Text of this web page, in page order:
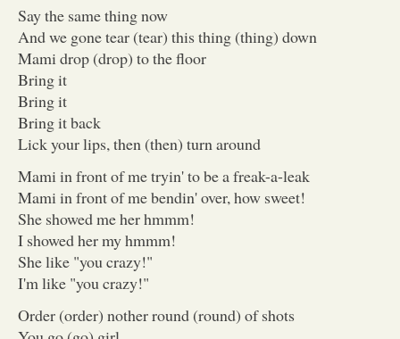
Say the same thing now
And we gone tear (tear) this thing (thing) down
Mami drop (drop) to the floor
Bring it
Bring it
Bring it back
Lick your lips, then (then) turn around
Mami in front of me tryin' to be a freak-a-leak
Mami in front of me bendin' over, how sweet!
She showed me her hmmm!
I showed her my hmmm!
She like "you crazy!"
I'm like "you crazy!"
Order (order) nother round (round) of shots